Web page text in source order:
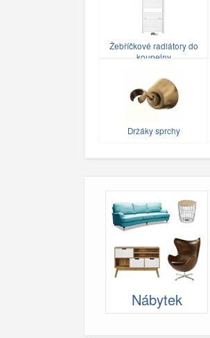
Žebříčkové radiátory do
koupelny
Držáky sprchy
Nábytek